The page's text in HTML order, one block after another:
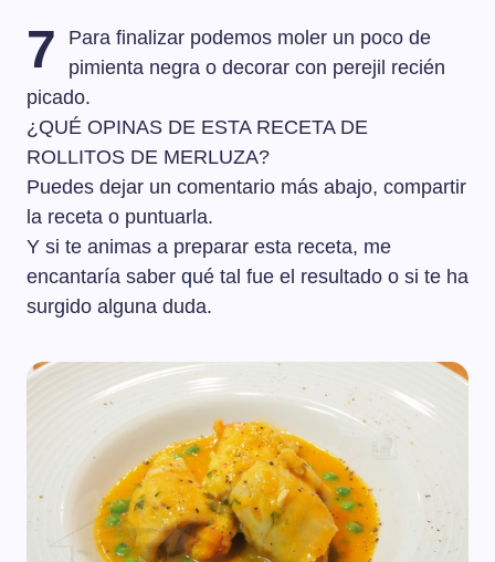
7
Para finalizar podemos moler un poco de
pimienta negra o decorar con perejil recién
picado.
¿QUÉ OPINAS DE ESTA RECETA DE
ROLLITOS DE MERLUZA?
Puedes dejar un comentario más abajo, compartir
la receta o puntuarla.
Y si te animas a preparar esta receta, me
encantaría saber qué tal fue el resultado o si te ha
surgido alguna duda.